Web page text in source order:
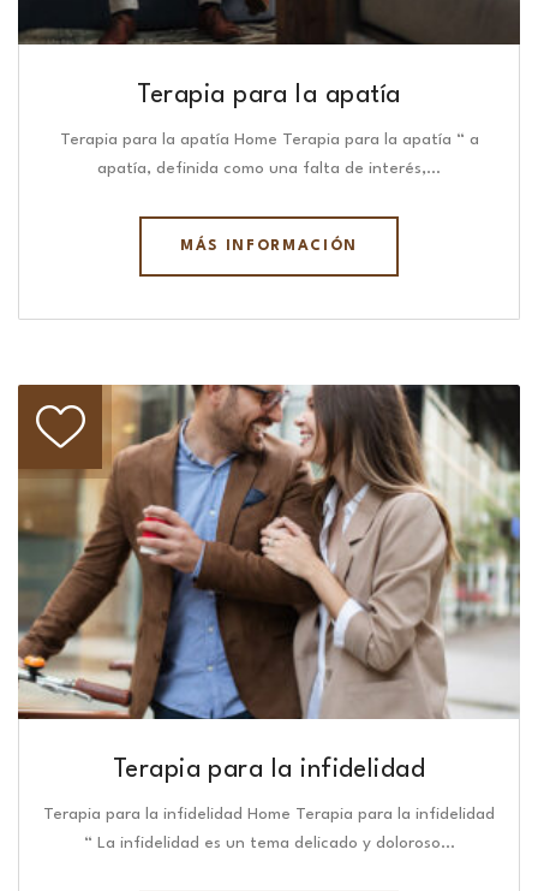
Terapia para la apatía
Terapia para la apatía Home Terapia para la apatía “ a
apatía, definida como una falta de interés,…
MÁS INFORMACIÓN
Terapia para la infidelidad
Terapia para la infidelidad Home Terapia para la infidelidad
“ La infidelidad es un tema delicado y doloroso…